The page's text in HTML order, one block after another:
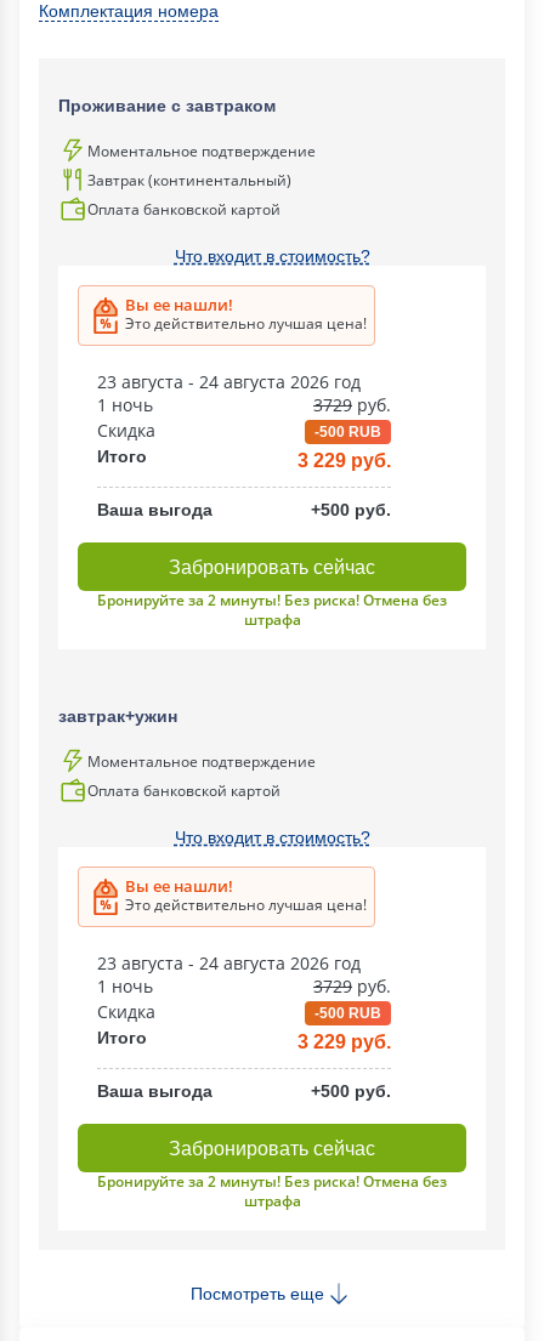
Комплектация номера
Проживание с завтраком
Моментальное подтверждение
Завтрак (континентальный)
Оплата банковской картой
Что входит в стоимость?
Вы ее нашли!
Это действительно лучшая цена!
23 августа - 24 августа 2026 год
1 ночь
3729 руб.
Скидка
-500 RUB
Итого 3 229 руб.
Ваша выгода +500 руб.
Забронировать сейчас
Бронируйте за 2 минуты! Без риска! Отмена без
штрафа
завтрак+ужин
Моментальное подтверждение
Оплата банковской картой
Что входит в стоимость?
Вы ее нашли!
Это действительно лучшая цена!
23 августа - 24 августа 2026 год
1 ночь
3729 руб.
Скидка
-500 RUB
Итого 3 229 руб.
Ваша выгода +500 руб.
Забронировать сейчас
Бронируйте за 2 минуты! Без риска! Отмена без
штрафа
Посмотреть еще